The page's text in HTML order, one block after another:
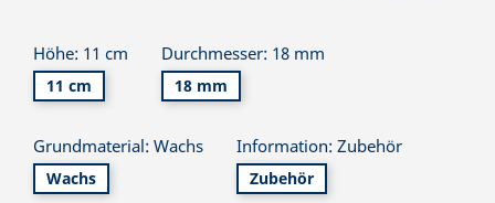
Höhe: 11 cm
11 cm
Durchmesser: 18 mm
18 mm
Grundmaterial: Wachs
Wachs
Information: Zubehör
Zubehör